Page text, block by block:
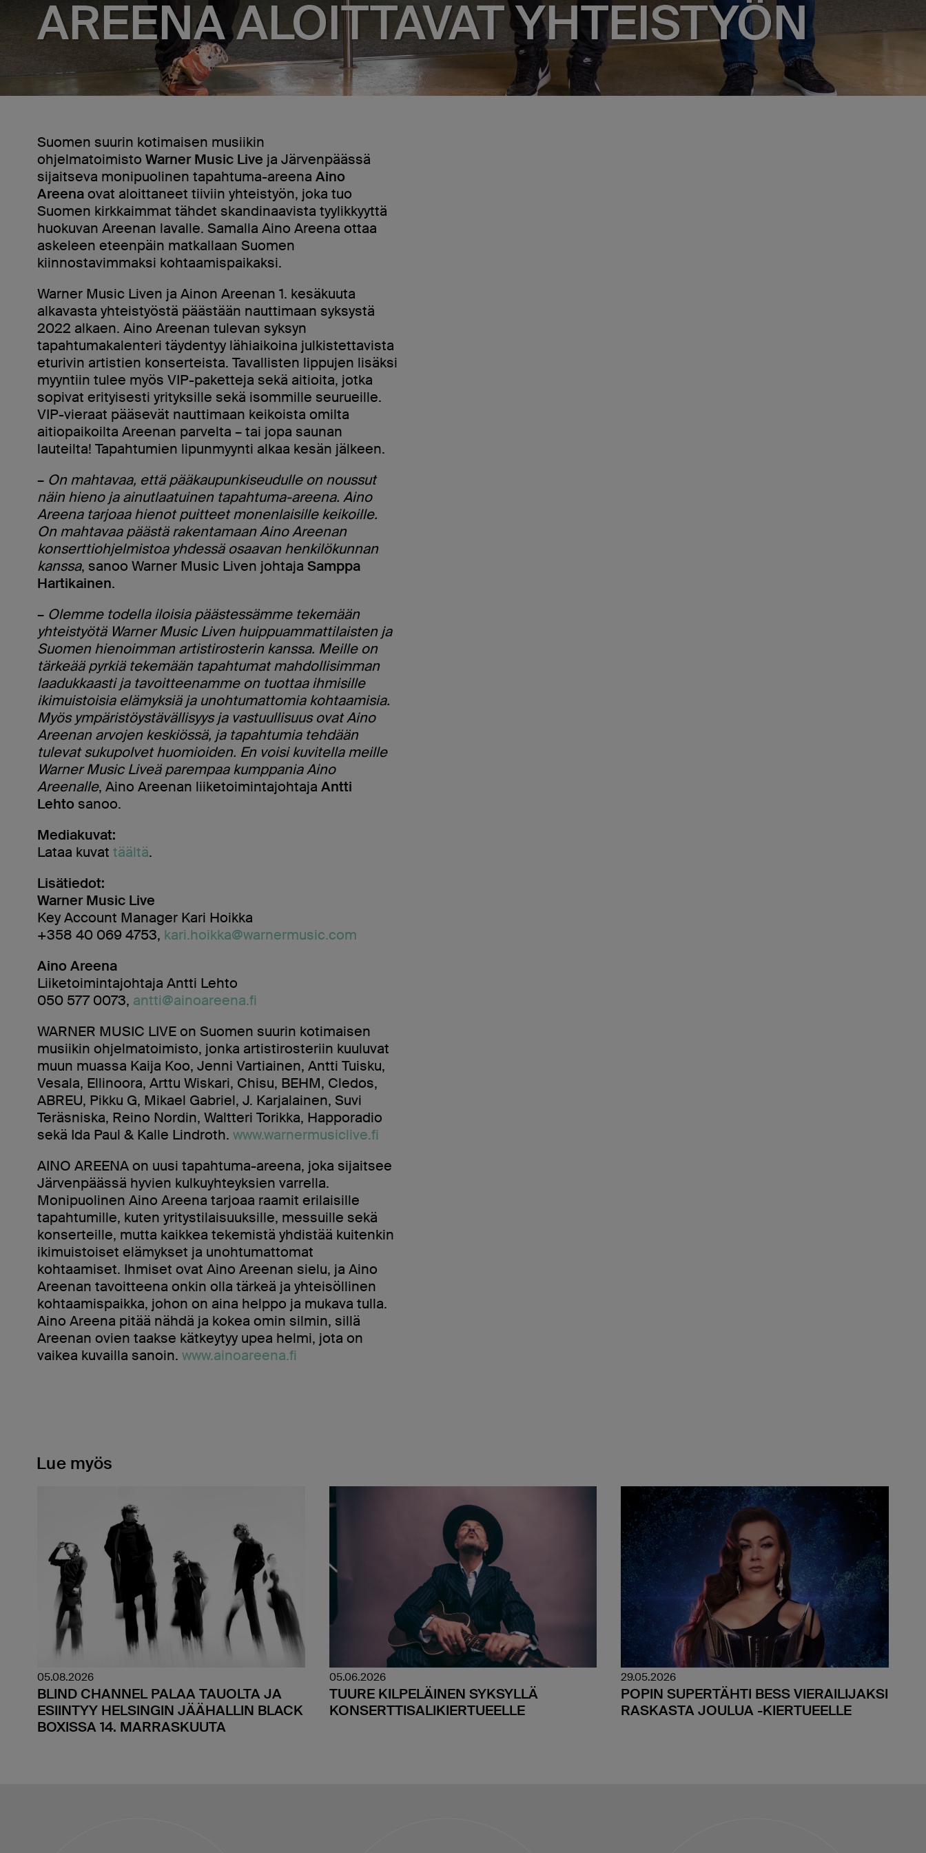
AREENA ALOITTAVAT YHTEISTYÖN
Suomen suurin kotimaisen musiikin
ohjelmatoimistoWarner Music Live ja Järvenpäässä
sijaitseva monipuolinen tapahtuma-areenaAino
Areenaovat aloittaneet tiiviin yhteistyön, joka tuo
Suomen kirkkaimmat tähdet skandinaavista tyylikkyyttä
huokuvan Areenan lavalle. Samalla Aino Areena ottaa
askeleen eteenpäin matkallaan Suomen
kiinnostavimmaksi kohtaamispaikaksi.
Warner Music Liven ja Ainon Areenan 1. kesäkuuta
alkavasta yhteistyöstä päästään nauttimaan syksystä
2022 alkaen. Aino Areenan tulevan syksyn
tapahtumakalenteri täydentyy lähiaikoina julkistettavista
eturivin artistien konserteista. Tavallisten lippujen lisäksi
myyntiin tulee myös VIP-paketteja sekä aitioita, jotka
sopivat erityisesti yrityksille sekä isommille seurueille.
VIP-vieraat pääsevät nauttimaan keikoista omilta
aitiopaikoilta Areenan parvelta – tai jopa saunan
lauteilta! Tapahtumien lipunmyynti alkaa kesän jälkeen.
– On mahtavaa, että pääkaupunkiseudulle on noussut
näin hieno ja ainutlaatuinen tapahtuma-areena. Aino
Areena tarjoaa hienot puitteet monenlaisille keikoille.
On mahtavaa päästä rakentamaan Aino Areenan
konserttiohjelmistoa yhdessä osaavan henkilökunnan
kanssa, sanoo Warner Music Liven johtajaSamppa
Hartikainen.
– Olemme todella iloisia päästessämme tekemään
yhteistyötä Warner Music Liven huippuammattilaisten ja
Suomen hienoimman artistirosterin kanssa. Meille on
tärkeää pyrkiä tekemään tapahtumat mahdollisimman
laadukkaasti ja tavoitteenamme on tuottaa ihmisille
ikimuistoisia elämyksiä ja unohtumattomia kohtaamisia.
Myös ympäristöystävällisyys ja vastuullisuus ovat Aino
Areenan arvojen keskiössä, ja tapahtumia tehdään
tulevat sukupolvet huomioiden. En voisi kuvitella meille
Warner Music Liveä parempaa kumppania Aino
Areenalle, Aino Areenan liiketoimintajohtajaAntti
Lehtosanoo.
Mediakuvat:
Lataa kuvattäältä.
Lisätiedot:
Warner Music Live
Key Account Manager Kari Hoikka
+358 40 069 4753, kari.hoikka@warnermusic.com
Aino Areena
Liiketoimintajohtaja Antti Lehto
050 577 0073, antti@ainoareena.fi
WARNER MUSIC LIVE on Suomen suurin kotimaisen
musiikin ohjelmatoimisto, jonka artistirosteriin kuuluvat
muun muassa Kaija Koo, Jenni Vartiainen, Antti Tuisku,
Vesala, Ellinoora, Arttu Wiskari, Chisu, BEHM, Cledos,
ABREU, Pikku G, Mikael Gabriel, J. Karjalainen, Suvi
Teräsniska, Reino Nordin, Waltteri Torikka, Happoradio
sekä Ida Paul & Kalle Lindroth.www.warnermusiclive.fi
AINO AREENA on uusi tapahtuma-areena, joka sijaitsee
Järvenpäässä hyvien kulkuyhteyksien varrella.
Monipuolinen Aino Areena tarjoaa raamit erilaisille
tapahtumille, kuten yritystilaisuuksille, messuille sekä
konserteille, mutta kaikkea tekemistä yhdistää kuitenkin
ikimuistoiset elämykset ja unohtumattomat
kohtaamiset. Ihmiset ovat Aino Areenan sielu, ja Aino
Areenan tavoitteena onkin olla tärkeä ja yhteisöllinen
kohtaamispaikka, johon on aina helppo ja mukava tulla.
Aino Areena pitää nähdä ja kokea omin silmin, sillä
Areenan ovien taakse kätkeytyy upea helmi, jota on
vaikea kuvailla sanoin.www.ainoareena.fi
Lue myös
05.08.2026
BLIND CHANNEL PALAA TAUOLTA JA
ESIINTYY HELSINGIN JÄÄHALLIN BLACK
BOXISSA 14. MARRASKUUTA
05.06.2026
TUURE KILPELÄINEN SYKSYLLÄ
KONSERTTISALIKIERTUEELLE
29.05.2026
POPIN SUPERTÄHTI BESS VIERAILIJAKSI
RASKASTA JOULUA -KIERTUEELLE